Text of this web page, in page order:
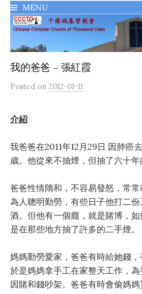
MENU
我的爸爸 – 張紅霞
Posted on 2012-01-11
介紹
我爸爸在2011年12月29日 因肺癌
歳。他從來不抽煙，但抽了六十年
爸爸性情隋和，不容易發怒，常常
為人聰明勤勞，有些日子他打二
酒。但他有一個癮，就是賭博，
是在那些地方抽了許多的二手煙。
媽媽勤勞愛家，爸爸有時給她錢，
於是媽媽拿手工在家整天工作，
因賭和錢吵架。爸爸有時會偷媽